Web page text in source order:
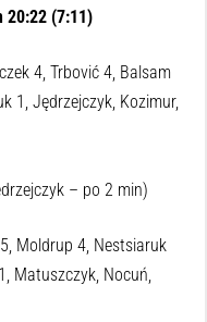
20:22 (7:11)
4, Trbović 4, Balsam
1, Jędrzejczyk, Kozimur,
– po 2 min)
Moldrup 4, Nestsiaruk
Matuszczyk, Nocuń,